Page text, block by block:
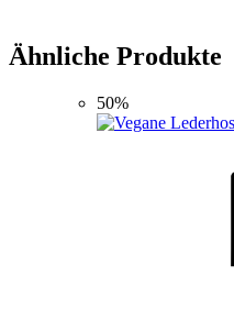
Ähnliche Produkte
50%